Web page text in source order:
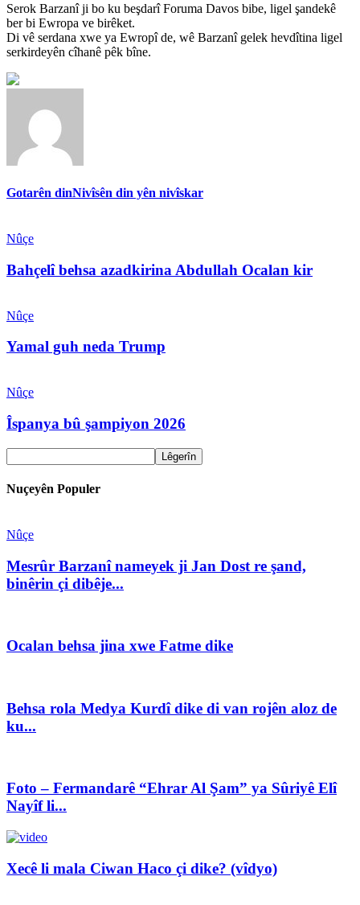
Serok Barzanî ji bo ku beşdarî Foruma Davos bibe, ligel şandekê
ber bi Ewropa ve birêket.
Di vê serdana xwe ya Ewropî de, wê Barzanî gelek hevdîtina ligel
serkirdeyên cîhanê pêk bîne.
Gotarên dinNivîsên din yên nivîskar
Nûçe
Bahçelî behsa azadkirina Abdullah Ocalan kir
Nûçe
Yamal guh neda Trump
Nûçe
Îspanya bû şampiyon 2026
Nuçeyên Populer
Nûçe
Mesrûr Barzanî nameyek ji Jan Dost re şand,
binêrin çi dibêje...
Ocalan behsa jina xwe Fatme dike
Behsa rola Medya Kurdî dike di van rojên aloz de
ku...
Foto – Fermandarê “Ehrar Al Şam” ya Sûriyê Elî
Nayîf li...
Xecê li mala Ciwan Haco çi dike? (vîdyo)